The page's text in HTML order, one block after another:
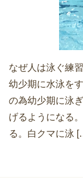
なぜ人は泳ぐ練
幼少期に水泳を
の為幼少期に泳
げるようになる
る。白クマに泳